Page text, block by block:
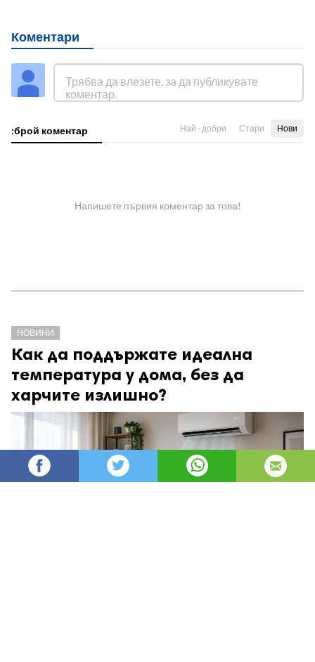
Коментари
:брой коментар Най - добри Стари Нови
Напишете първия коментар за това!
НОВИНИ
Как да поддържате идеална
температура у дома, без да
харчите излишно?